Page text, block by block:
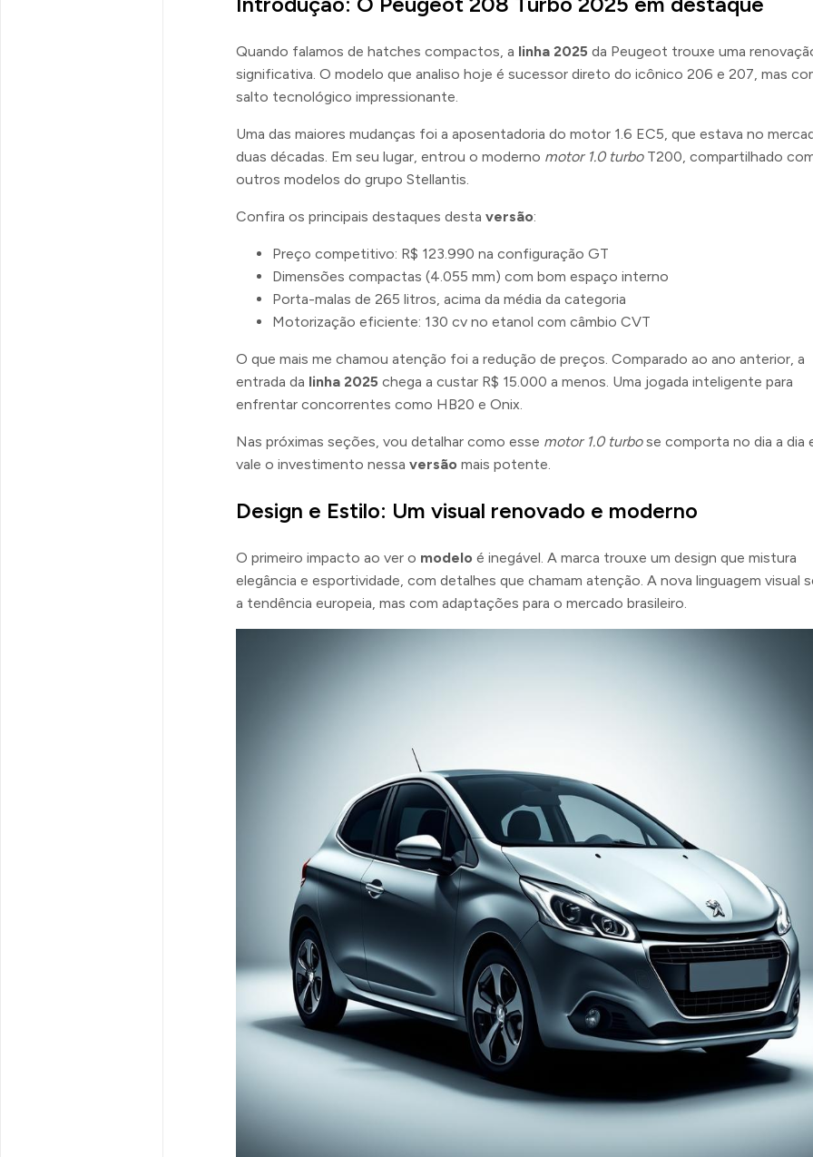
Quando falamos de hatches compactos, a linha 2025 da Peugeot trouxe uma
significativa. O modelo que analiso hoje é sucessor direto do icônico 206 e 207, mas
salto tecnológico impressionante.
Uma das maiores mudanças foi a aposentadoria do motor 1.6 EC5, que estava no
duas décadas. Em seu lugar, entrou o moderno motor 1.0 turboT200, compartilhado
outros modelos do grupo Stellantis.
Confira os principais destaques desta versão:
Preço competitivo: R$ 123.990 na configuração GT
Dimensões compactas (4.055 mm) com bom espaço interno
Porta-malas de 265 litros, acima da média da categoria
Motorização eficiente: 130 cv no etanol com câmbio CVT
O que mais me chamou atenção foi a redução de preços. Comparado ao ano anterior, a
entrada da linha 2025 chega a custar R$ 15.000 a menos. Uma jogada inteligente para
enfrentar concorrentes como HB20 e Onix.
Nas próximas seções, vou detalhar como esse motor 1.0 turbose comporta no dia a dia
vale o investimento nessa versão mais potente.
Design e Estilo: Um visual renovado e moderno
O primeiro impacto ao ver o modelo é inegável. A marca trouxe um design que mistura
elegância e esportividade, com detalhes que chamam atenção. A nova linguagem visual
a tendência europeia, mas com adaptações para o mercado brasileiro.